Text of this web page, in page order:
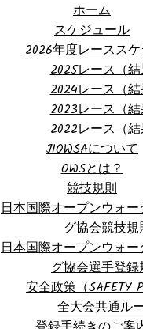
ホーム
スケジュール
2026年度レースス
2025レース（
2024レース（
2023レース（
2022レース（
JIOWSAについて
OWSとは？
競技規則
日本国際オープンウォ
グ協会競技規
日本国際オープンウォ
グ協会選手登録
安全政策（SAFETY
全大会共通ル